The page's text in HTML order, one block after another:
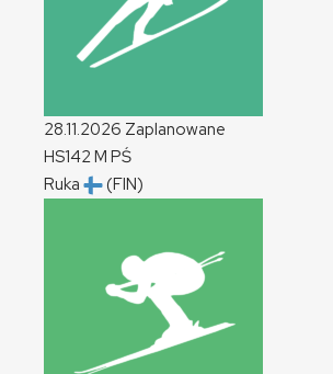
28.11.2026 Zaplanowane
HS142M PŚ
Ruka
(FIN)